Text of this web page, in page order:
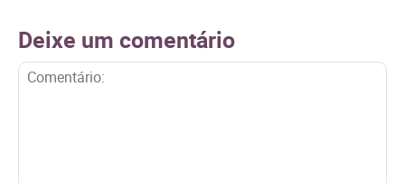
Deixe um comentário